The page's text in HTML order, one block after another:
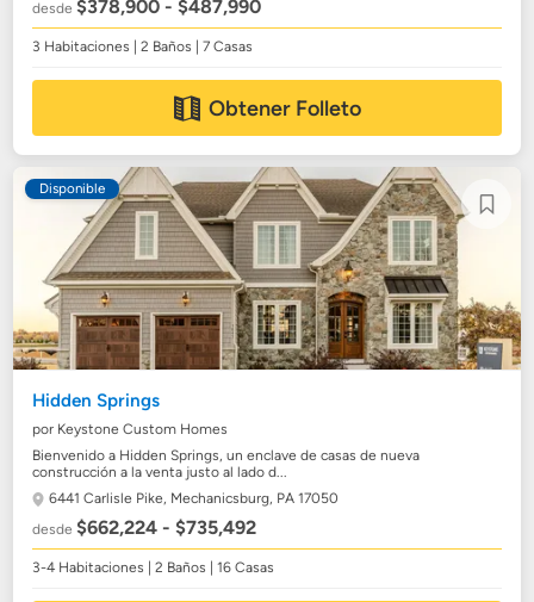
desde$378,900 - $487,990
3 Habitaciones | 2 Baños | 7 Casas
Obtener Folleto
Disponible
Hidden Springs
por Keystone Custom Homes
Bienvenido a Hidden Springs, un enclave de casas de nueva
construcción a la venta justo al lado d...
6441 Carlisle Pike, Mechanicsburg, PA 17050
desde$662,224 - $735,492
3-4 Habitaciones | 2 Baños | 16 Casas